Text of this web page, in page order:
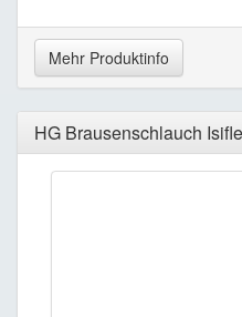
Mehr Produktinfo
HG Brausenschlauch